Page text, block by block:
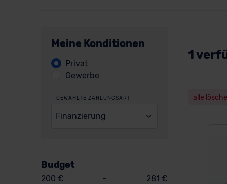
Meine Konditionen
Privat
Gewerbe
GEWÄHLTE ZAHLUNGSART
Finanzierung
Budget
200 € - 281 €
1
alle